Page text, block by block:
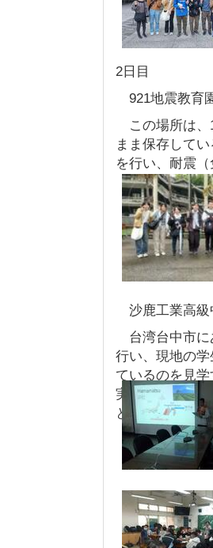
2日目
921地震教育
この場所は、
まま保存して
を行い、耐震
沙鹿工業高級
台湾台中市に
行い、現地の
ているのを見
実験を体験し
とを知りました